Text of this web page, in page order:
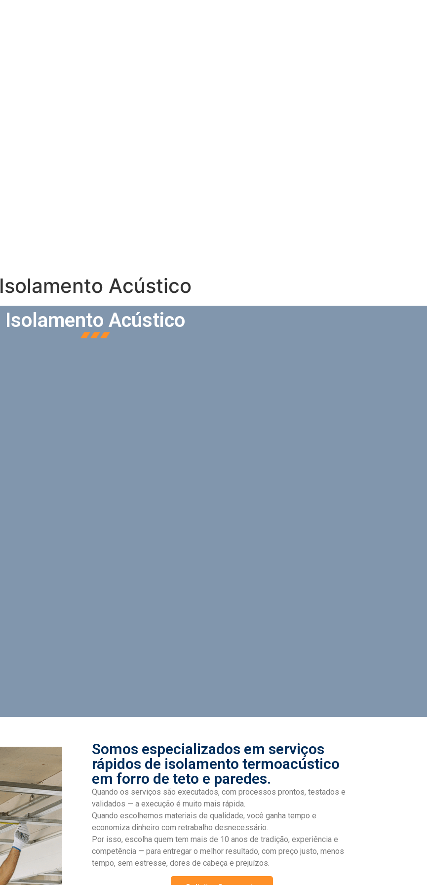
Isolamento Acústico
Isolamento Acústico
Somos especializados em serviços
rápidos de isolamento termoacústico
em forro de teto e paredes.
Quando os serviços são executados, com processos prontos, testados e
validados — a execução é muito mais rápida.
Quando escolhemos materiais de qualidade, você ganha tempo e
economiza dinheiro com retrabalho desnecessário.
Por isso, escolha quem tem mais de 10 anos de tradição, experiência e
competência — para entregar o melhor resultado, com preço justo, menos
tempo, sem estresse, dores de cabeça e prejuízos.